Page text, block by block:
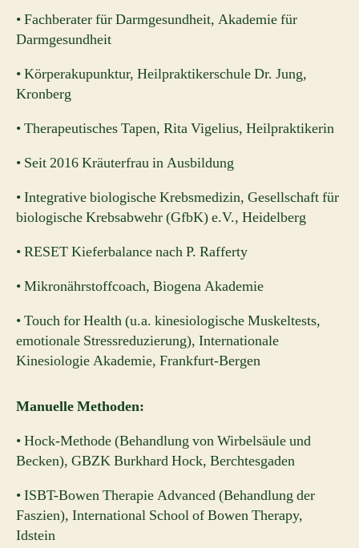
• Fachberater für Darmgesundheit, Akademie für
Darmgesundheit
• Körperakupunktur, Heilpraktikerschule Dr. Jung,
Kronberg
• Therapeutisches Tapen, Rita Vigelius, Heilpraktikerin
• Seit 2016 Kräuterfrau in Ausbildung
• Integrative biologische Krebsmedizin, Gesellschaft für
biologische Krebsabwehr (GfbK) e.V., Heidelberg
• RESET Kieferbalance nach P. Rafferty
• Mikronährstoffcoach, Biogena Akademie
• Touch for Health (u.a. kinesiologische Muskeltests,
emotionale Stressreduzierung), Internationale
Kinesiologie Akademie, Frankfurt-Bergen
Manuelle Methoden:
• Hock-Methode (Behandlung von Wirbelsäule und
Becken), GBZK Burkhard Hock, Berchtesgaden
• ISBT-Bowen Therapie Advanced (Behandlung der
Faszien), International School of Bowen Therapy,
Idstein